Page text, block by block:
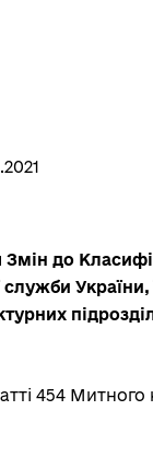
до
України,
454